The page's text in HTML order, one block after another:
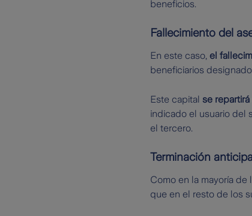
beneficios.
Fallecimiento del
En este caso, el
beneficiarios
Este capital se
indicado el usuario del
el tercero.
Terminación
Como en la mayoría
que en el resto de los